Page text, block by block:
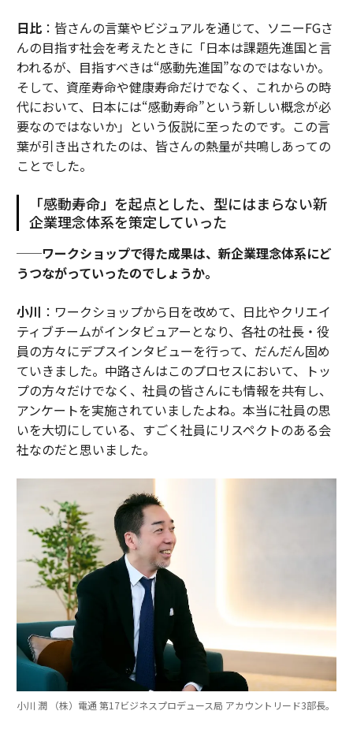
日比：皆さんの言葉やビジュアルを通じて、ソニーFGさ
んの目指す社会を考えたときに「日本は課題先進国と言
われるが、目指すべきは“感動先進国”なのではないか。
そして、資産寿命や健康寿命だけでなく、これからの時
代において、日本には“感動寿命”という新しい概念が必
要なのではないか」という仮説に至ったのです。この言
葉が引き出されたのは、皆さんの熱量が共鳴しあっての
ことでした。
「感動寿命」を起点とした、型にはまらない新
企業理念体系を策定していった
──ワークショップで得た成果は、新企業理念体系にど
うつながっていったのでしょうか。
小川 ：ワークショップから日を改めて、日比やクリエイ
ティブチームがインタビュアーとなり、各社の社長・役
員の方々にデプスインタビューを行って、だんだん固め
ていきました。中路さんはこのプロセスにおいて、トッ
プの方々だけでなく、社員の皆さんにも情報を共有し、
アンケートを実施されていましたよね。本当に社員の思
いを大切にしている、すごく社員にリスペクトのある会
社なのだと思いました。
小川 潤 （株）電通 第17ビジネスプロデュース局 アカウントリード3部長。